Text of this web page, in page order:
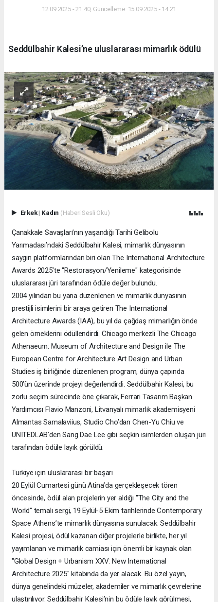
12.09.2025 - 21:40, Güncelleme: 15.09.2025 - 14:21
Seddülbahir Kalesi’ne uluslararası mimarlık ödülü
Erkek| Kadın (Haberi Sesli Oku)
Çanakkale Savaşları’nın yaşandığı Tarihi Gelibolu
Yarımadası’ndaki Seddülbahir Kalesi, mimarlık dünyasının
saygın platformlarından biri olan The International Architecture
Awards 2025’te "Restorasyon/Yenileme" kategorisinde
uluslararası jüri tarafından ödüle değer bulundu.
2004 yılından bu yana düzenlenen ve mimarlık dünyasının
prestijli isimlerini bir araya getiren The International
Architecture Awards (IAA), bu yıl da çağdaş mimarlığın önde
gelen örneklerini ödüllendirdi. Chicago merkezli The Chicago
Athenaeum: Museum of Architecture and Design ile The
European Centre for Architecture Art Design and Urban
Studies iş birliğinde düzenlenen program, dünya çapında
500’ün üzerinde projeyi değerlendirdi. Seddülbahir Kalesi, bu
zorlu seçim sürecinde öne çıkarak, Ferrari Tasarım Başkan
Yardımcısı Flavio Manzoni, Litvanyalı mimarlık akademisyeni
Almantas Samalaviius, Studio Cho’dan Chen-Yu Chiu ve
UNITEDLAB’den Sang Dae Lee gibi seçkin isimlerden oluşan jüri
tarafından ödüle layık görüldü.
Türkiye için uluslararası bir başarı
20 Eylül Cumartesi günü Atina’da gerçekleşecek tören
öncesinde, ödül alan projelerin yer aldığı "The City and the
World" temalı sergi, 19 Eylül-5 Ekim tarihlerinde Contemporary
Space Athens’te mimarlık dünyasına sunulacak. Seddülbahir
Kalesi projesi, ödül kazanan diğer projelerle birlikte, her yıl
yayımlanan ve mimarlık camiası için önemli bir kaynak olan
"Global Design + Urbanism XXV: New International
Architecture 2025" kitabında da yer alacak. Bu özel yayın,
dünya genelindeki müzeler, akademiler ve mimarlık çevrelerine
ulaştırılıyor. Seddülbahir Kalesi’nin bu ödüle layık görülmesi,